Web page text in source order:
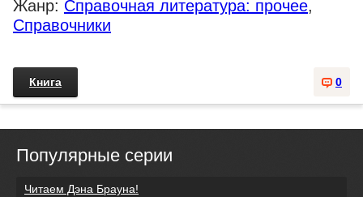
Жанр: Справочная литература: прочее,
Справочники
0
Книга
Популярные серии
Читаем Дэна Брауна!